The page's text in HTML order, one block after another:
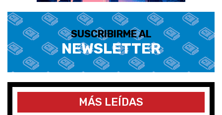
SUSCRIBIRME AL
NEWSLETTER
MÁS LEÍDAS